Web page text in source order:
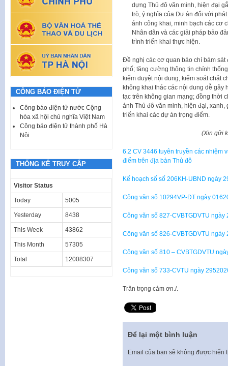
dựng Thủ đô văn minh, hiện đại
trò, ý nghĩa của Dự án đối với
ánh công khai, minh bạch các cơ
Nhân dân và các giải pháp bảo
trình triển khai thực hiện.
Đề nghị các cơ quan báo chí bám
phố; tăng cường thông tin chính
kiểm duyệt nội dung, kiểm soát chặt
không khai thác các nội dung dễ gây
tạc trên không gian mạng; đồng thời
ảnh Thủ đô văn minh, hiện đại,
triển khai các dự án trọng điểm.
(Xin gửi
6.2 CV 3446 tuyên truyền các nhiệm
điểm trên địa bàn Thủ đô
Kế hoạch số số 206KH-UBND ngày
Công văn số 10294VP-ĐT ngày
Công văn số 827-CVBTGDVTU
Công văn số 826-CVBTGDVTU
Công văn số 810 – CVBTGDVTU
Công văn số 733-CVTU ngày
Trân trọng cảm ơn./.
Để lại một bình luận
Email của bạn sẽ không được hiển
CÔNG BÁO ĐIỆN TỬ
Công báo điện tử nước Cộng
hòa xã hội chủ nghĩa Việt Nam
Công báo điện tử thành phố Hà
Nội
THỐNG KÊ TRUY CẬP
Visitor Status
Today 5005
Yesterday 8438
This Week 43862
This Month 57305
Total 12008307